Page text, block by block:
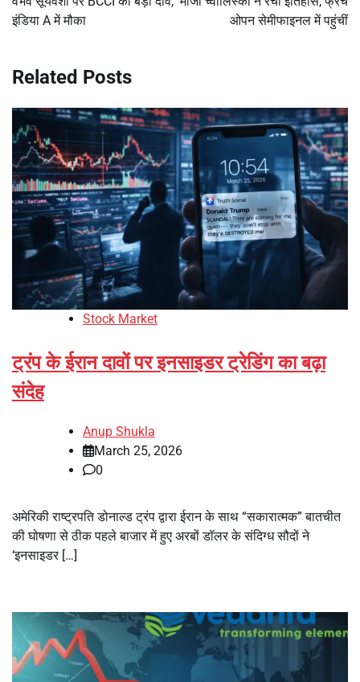
इंडिया A में मौका
ओपन सेमीफाइनल में पहुंचीं
Related Posts
Stock Market
ट्रंप के ईरान दावों पर इनसाइडर ट्रेडिंग का बढ़ा
संदेह
Anup Shukla
March 25, 2026
0
अमेरिकी राष्ट्रपति डोनाल्ड ट्रंप द्वारा ईरान के साथ “सकारात्मक” बातचीत
की घोषणा से ठीक पहले बाजार में हुए अरबों डॉलर के संदिग्ध सौदों ने
‘इनसाइडर […]